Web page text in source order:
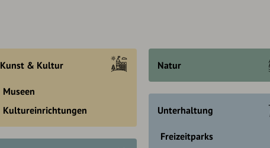
Kunst & Kultur
Museen
Kultureinrichtungen
Natur
Unterhaltung
Freizeitparks